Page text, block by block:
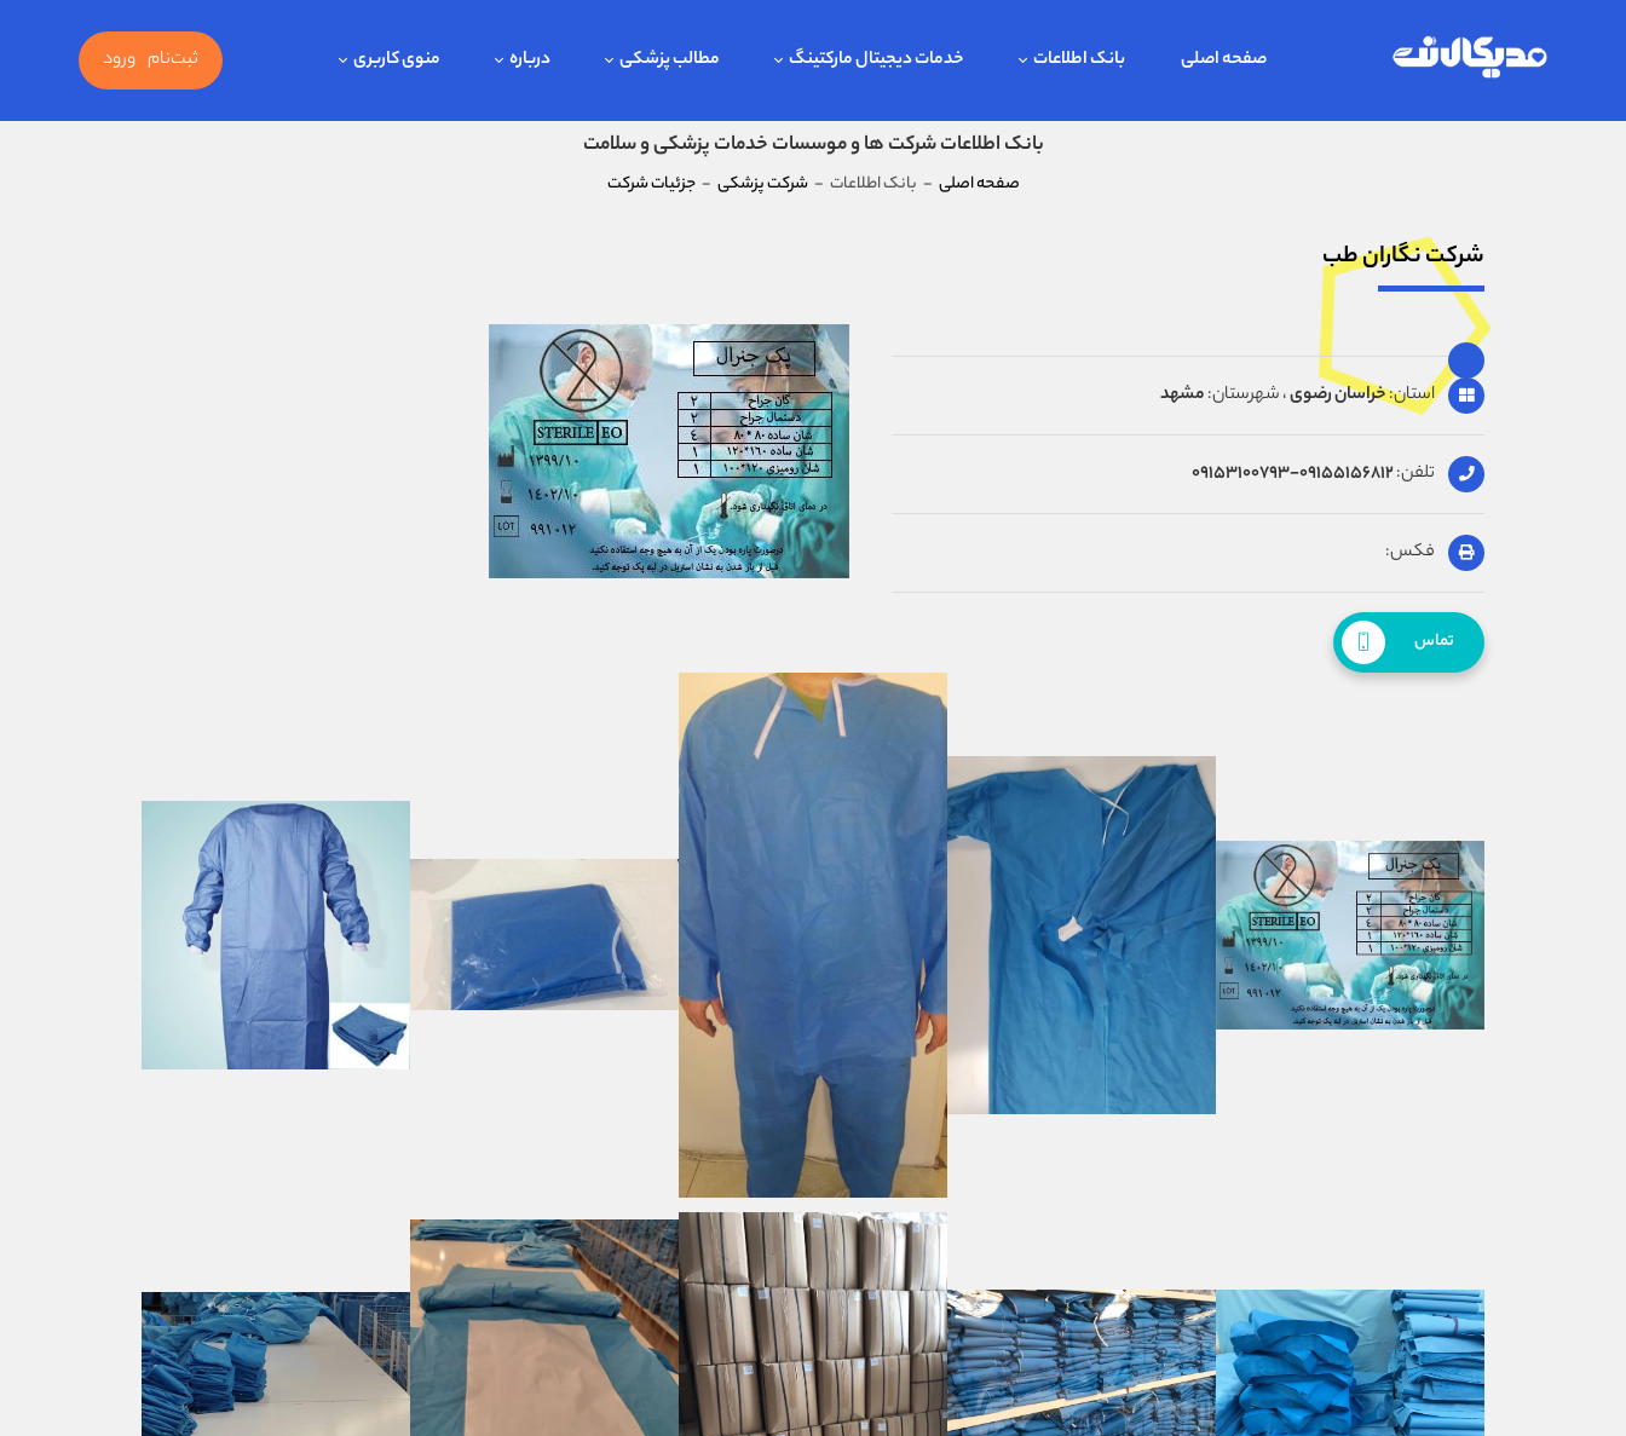
صفحه اصلی بانک اطلاعات خدمات دیجیتال مارکتینگ مطالب پزشکی درباره منوی کاربری ثبت‌نام ورود
بانک اطلاعات شرکت ها و موسسات خدمات پزشکی و سلامت
صفحه اصلی - بانک اطلاعات - شرکت پزشکی - جزئیات شرکت
شرکت نگاران طب
استان:خراسان رضوی، شهرستان:مشهد
تلفن:
فکس:
تماس